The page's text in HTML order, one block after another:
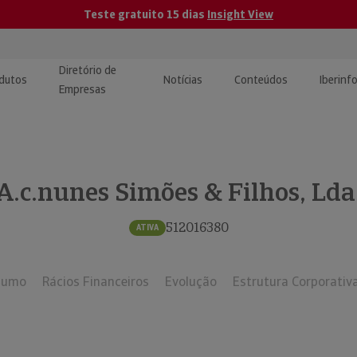
Teste gratuito 15 dias Insight View
e Monitorização de
Diretório de
Empresas
Notícias Conteúdos
| Estudos eSimões & Filhos,
ATIVA 512016380
Rácios Financeiros Evolução Estrutura Corporativa